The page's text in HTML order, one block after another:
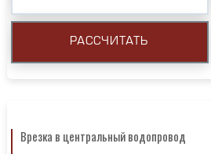
РАССЧИТАТЬ
Врезка в центральный водопровод